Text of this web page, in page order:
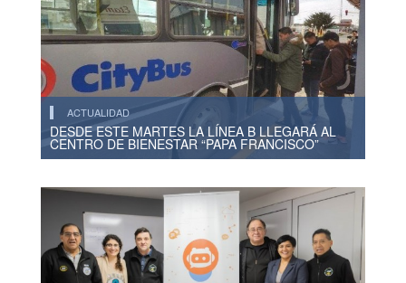
ACTUALIDAD
DESDE ESTE MARTES LA LÍNEA B LLEGARÁ AL
CENTRO DE BIENESTAR “PAPA FRANCISCO”